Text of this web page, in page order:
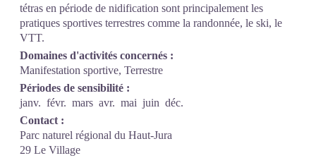
tétras en période de nidification sont principalement les
pratiques sportives terrestres comme la randonnée, le ski, le
VTT.
Domaines d'activités concernés :
Manifestation sportive, Terrestre
Périodes de sensibilité :
janv. févr. mars avr. mai juin déc.
Contact :
Parc naturel régional du Haut-Jura
29 Le Village